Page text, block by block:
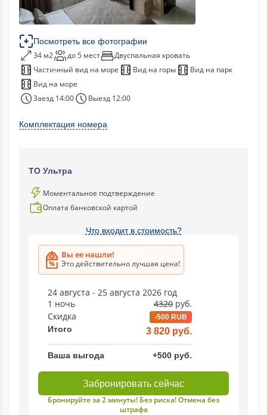
Посмотреть все фотографии
34 м2 до 5 мест
Двуспальная кровать
Частичный вид на море
Вид на горы
Вид на парк
Вид на море
Заезд 14:00
Выезд 12:00
Комплектация номера
ТО Ультра
Моментальное подтверждение
Оплата банковской картой
Что входит в стоимость?
Вы ее нашли!
Это действительно лучшая цена!
24 августа - 25 августа 2026 год
1 ночь
4320 руб.
Скидка
-500 RUB
Итого 3 820 руб.
Ваша выгода +500 руб.
Забронировать сейчас
Бронируйте за 2 минуты! Без риска! Отмена без
штрафа